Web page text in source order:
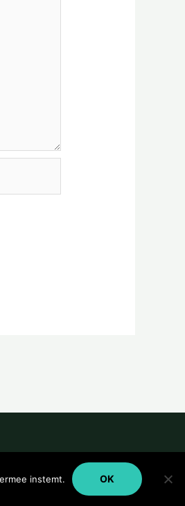
instemt. OK